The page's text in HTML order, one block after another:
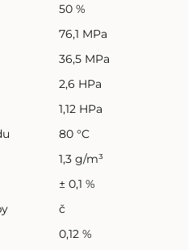
50 %
76,1 MPa
36,5 MPa
2,6 HPa
1,12 HPa
80 °C
1,3 g/m³
± 0,1 %
č
0,12 %